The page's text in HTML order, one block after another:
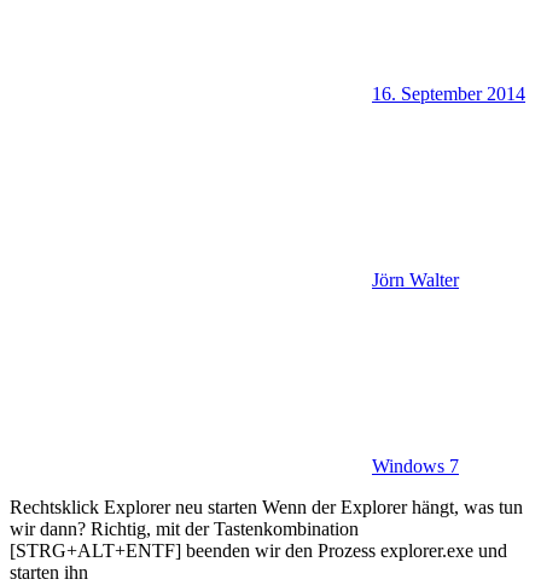
16. September 2014
Jörn Walter
Windows 7
Rechtsklick Explorer neu starten Wenn der Explorer hängt, was tun
wir dann? Richtig, mit der Tastenkombination
[STRG+ALT+ENTF] beenden wir den Prozess explorer.exe und
starten ihn